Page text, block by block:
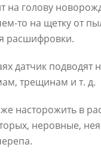
на голову
то на щетку от
расшифровки.
датчик
трещинам и т. д.
насторожить в
неровные,